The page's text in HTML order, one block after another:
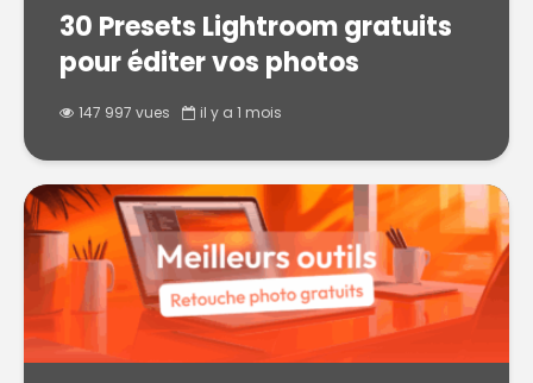
30 Presets Lightroom gratuits
pour éditer vos photos
147 997 vues il y a 1 mois